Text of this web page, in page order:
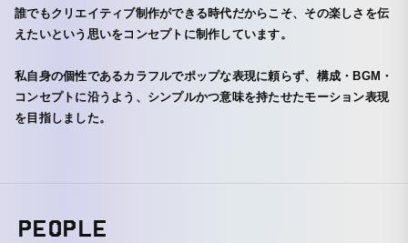
誰でもクリエイティブ制作ができる時代だからこそ、その楽しさを伝
えたいという思いをコンセプトに制作しています。
私自身の個性であるカラフルでポップな表現に頼らず、構成・BGM・
コンセプトに沿うよう、シンプルかつ意味を持たせたモーション表現
を目指しました。
PEOPLE